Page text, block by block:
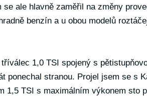
ale hlavně zaměřil na změny
benzín a u obou modelů
1,0 TSI spojený s
ponechal stranou. Projel jsem se s
1,5 TSI s maximálním výkonem sto